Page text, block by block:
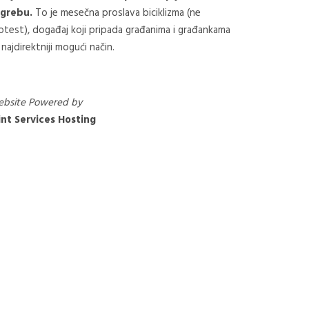
To je mesečna proslava biciklizma (ne
događaj koji pripada građanima i građankama
mogući način.
Powered by
Services Hosting